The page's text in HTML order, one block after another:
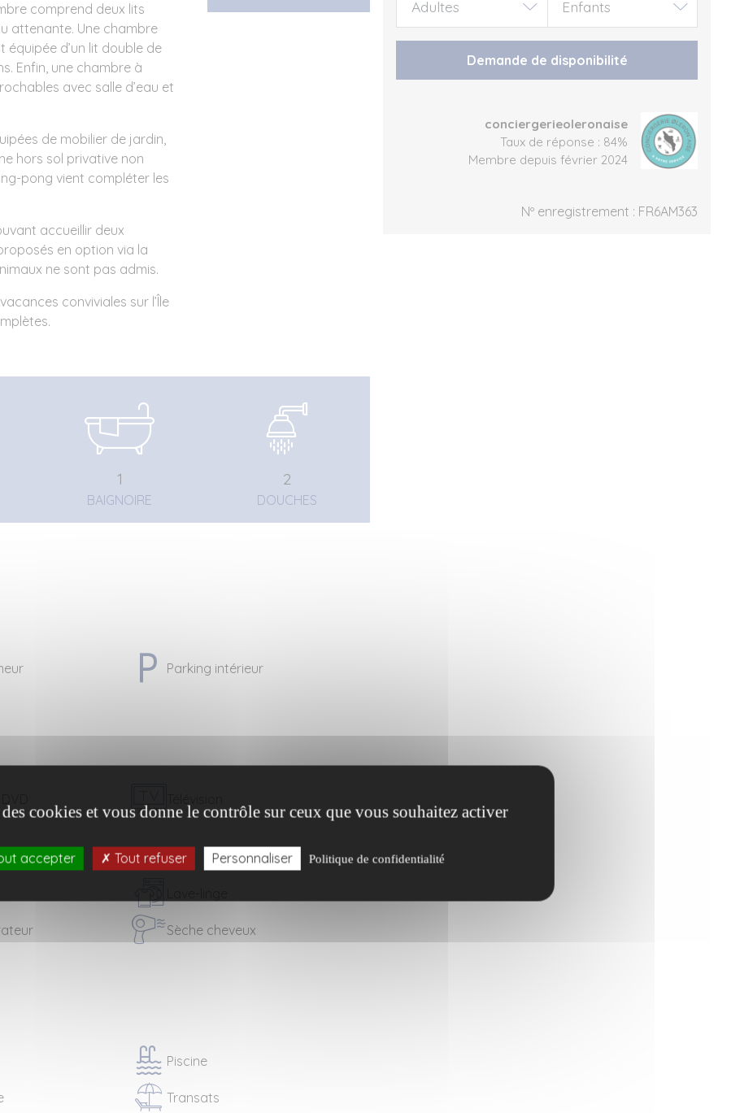
Demande de disponibilité
conciergerieoleronaise
Taux de réponse : 84%
Membre depuis février 2024
Nº enregistrement : FR6AM363
comprend deux lits
attenante. Une chambre
d’un lit double de
Enfin, une chambre à
avec salle d’eau et
de mobilier de jardin,
hors sol privative non
pong vient compléter les
accueillir deux
en option via la
ne sont pas admis.
conviviales sur l’Île
1
BAIGNOIRE
2
DOUCHES
Parking intérieur
Sèche cheveux
Piscine
Transats
cookies et vous donne le contrôle sur ceux que vous souhaitez activer
accepter Tout refuser Personnaliser Politique de confidentialité